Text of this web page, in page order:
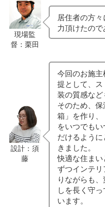
現場監
督：栗田
居住者の方
力頂けたので
設計：須
藤
今回のお施
提として、
装の質感など
そのため、
箱」を作り
をいつでも
だけるよう
きました。
快適な住ま
ずつインテ
りながらも
しを長く守
います。